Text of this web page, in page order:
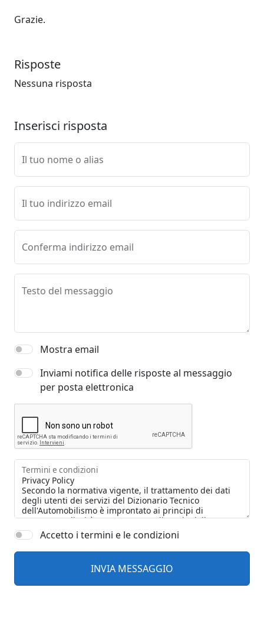
Grazie.
Risposte
Nessuna risposta
Inserisci risposta
Il tuo nome o alias
Il tuo indirizzo email
Conferma indirizzo email
Testo del messaggio
Mostra email
Inviami notifica delle risposte al messaggio
per posta elettronica
Termini e condizioni
Accetto i termini e le condizioni